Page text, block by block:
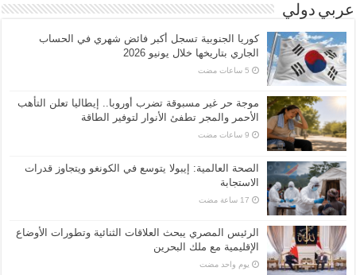
عربي دولي
كوريا الجنوبية تسجل أكبر فائض شهري في الحساب
الجاري بتاريخها خلال يونيو 2026
موجة حر غير مسبوقة تضرب أوروبا.. إيطاليا تعلن التأهب
الأحمر والمجر تطفئ الأنوار لتوفير الطاقة
الصحة العالمية: إيبولا يتوسع في الكونغو ويتجاوز قدرات
الاستجابة
الرئيس المصري يبحث العلاقات الثنائية وتطورات الأوضاع
الإقليمية مع ملك البحرين
‏يوم واحد مضت